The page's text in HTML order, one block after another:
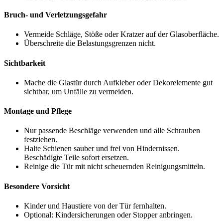
Bruch- und Verletzungsgefahr
Vermeide Schläge, Stöße oder Kratzer auf der Glasoberfläche.
Überschreite die Belastungsgrenzen nicht.
Sichtbarkeit
Mache die Glastür durch Aufkleber oder Dekorelemente gut
sichtbar, um Unfälle zu vermeiden.
Montage und Pflege
Nur passende Beschläge verwenden und alle Schrauben
festziehen.
Halte Schienen sauber und frei von Hindernissen.
Beschädigte Teile sofort ersetzen.
Reinige die Tür mit nicht scheuernden Reinigungsmitteln.
Besondere Vorsicht
Kinder und Haustiere von der Tür fernhalten.
Optional: Kindersicherungen oder Stopper anbringen.